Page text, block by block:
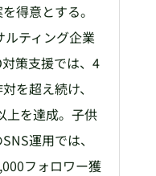
得意とする。
ルティング企業
策支援では、4
を超え続け、
上を達成。子供
運用では、
フォロワー獲